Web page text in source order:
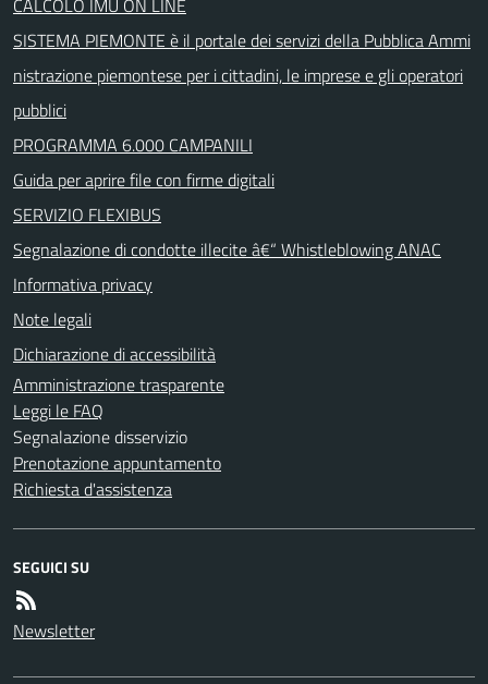
SISTEMA PIEMONTE è il portale dei servizi della Pubblica Ammi
nistrazione piemontese per i cittadini, le imprese e gli operatori
pubblici
PROGRAMMA 6.000 CAMPANILI
Guida per aprire file con firme digitali
SERVIZIO FLEXIBUS
Segnalazione di condotte illecite â€“ Whistleblowing ANAC
Informativa privacy
Note legali
Dichiarazione di accessibilità
Amministrazione trasparente
Leggi le FAQ
Segnalazione disservizio
Prenotazione appuntamento
Richiesta d'assistenza
SEGUICI SU
Newsletter